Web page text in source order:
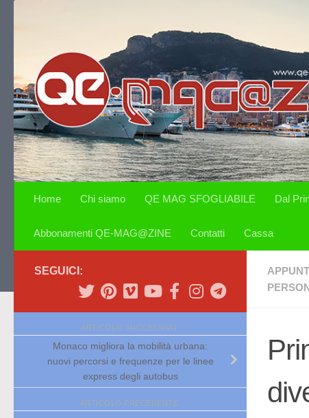
Home Chi siamo QE MAG SFOGLIABILE Dal
Abbonamenti QE-MAG@ZINE Contatti Cassa
SEGUICI:
ARTICOLO SUCCESSIVO
Monaco migliora la mobilità urbana:
nuovi percorsi e frequenze per le linee
express degli autobus
ARTICOLO PRECEDENTE